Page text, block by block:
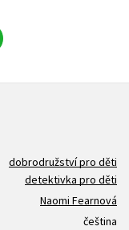
dobrodružství pro děti
detektivka pro děti
Naomi Fearnová
čeština